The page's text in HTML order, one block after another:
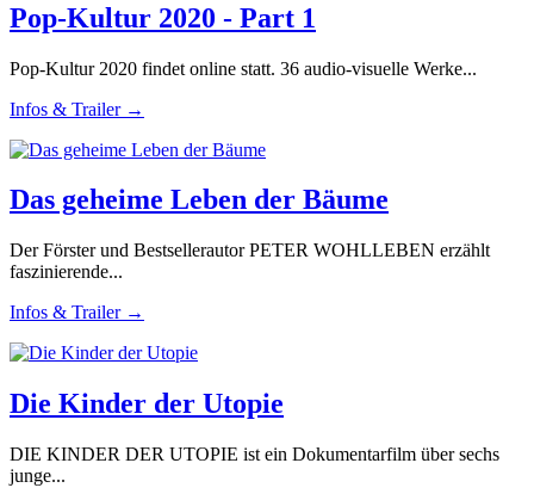
Pop-Kultur 2020 - Part 1
Pop-Kultur 2020 findet online statt. 36 audio-visuelle Werke...
Infos & Trailer →
Das geheime Leben der Bäume
Der Förster und Bestsellerautor PETER WOHLLEBEN erzählt
faszinierende...
Infos & Trailer →
Die Kinder der Utopie
DIE KINDER DER UTOPIE ist ein Dokumentarfilm über sechs
junge...